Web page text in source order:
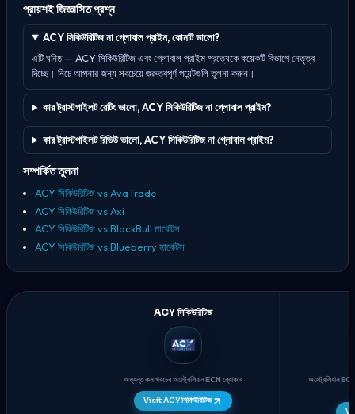
প্রায়শই জিজ্ঞাসিত প্রশ্ন
ACY সিকিউরিটিজ না গ্লোবাল প্রাইম, কোনটি ভালো?
এটি ঘনিষ্ঠ — ACY সিকিউরিটিজ এবং গ্লোবাল প্রাইম প্রত্যেকে কয়েকটি বিভাগে নেতৃত্ব
দিচ্ছে। নিচে আপনার জন্য সবচেয়ে গুরুত্বপূর্ণ পয়েন্টগুলি তুলনা করুন।
কার ট্রাস্টপাইলট রেটিং ভালো, ACY সিকিউরিটিজ না গ্লোবাল প্রাইম?
কার ট্রাস্টপাইলট রিভিউ ভালো, ACY সিকিউরিটিজ না গ্লোবাল প্রাইম?
সম্পর্কিত তুলনা
ACY সিকিউরিটিজ vs AvaTrade
ACY সিকিউরিটিজ vs Axi
ACY সিকিউরিটিজ vs BlackBull মার্কেটস
ACY সিকিউরিটিজ vs Blueberry মার্কেটস
ACY সিকিউরিটিজ
অত্যন্ত কম খরচের অস্ট্রেলিয়ান ECN ব্রোকার
Visit ACY সিকিউরিটিজ
অস্ট্রেলিয়ান